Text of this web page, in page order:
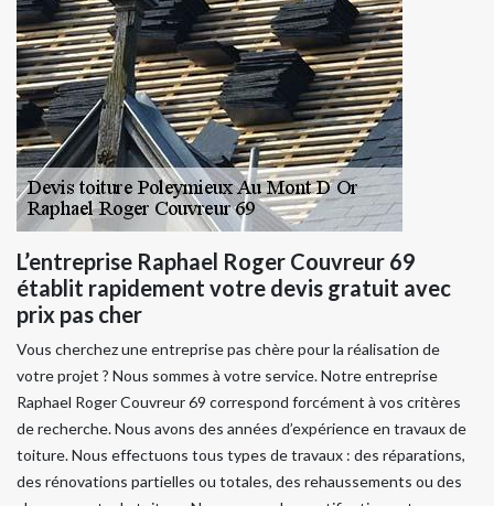
L’entreprise Raphael Roger Couvreur 69
établit rapidement votre devis gratuit avec
prix pas cher
Vous cherchez une entreprise pas chère pour la réalisation de
votre projet ? Nous sommes à votre service. Notre entreprise
Raphael Roger Couvreur 69 correspond forcément à vos critères
de recherche. Nous avons des années d’expérience en travaux de
toiture. Nous effectuons tous types de travaux : des réparations,
des rénovations partielles ou totales, des rehaussements ou des